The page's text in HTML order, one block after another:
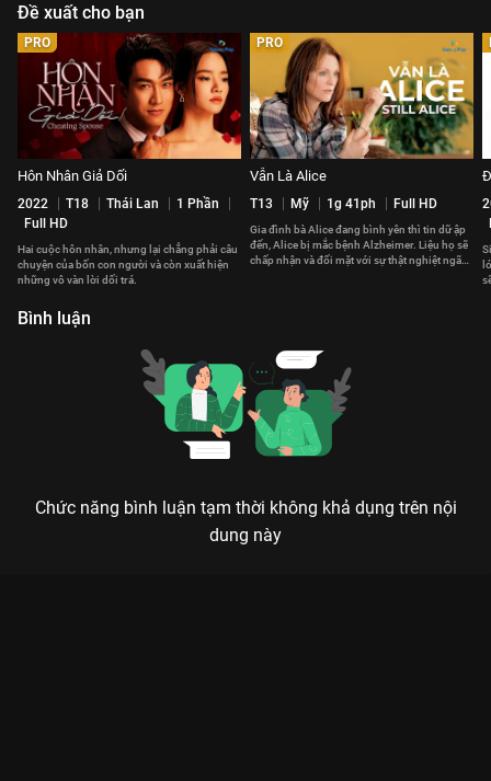
Đề xuất cho bạn
PRO
Hôn Nhân Giả Dối
2022 T18 Thái Lan
1 Phần
Full HD
Hai cuộc hôn nhân, nhưng lại chẳng phải câu
chuyện của bốn con người và còn xuất hiện
những vô vàn lời dối trá.
PRO
Vẫn Là Alice
T13 Mỹ 1g 41ph Full HD
Gia đình bà Alice đang bình yên thì tin dữ ập
đến, Alice bị mắc bệnh Alzheimer. Liệu họ sẽ
chấp nhận và đối mặt với sự thật nghiệt ngã
Bình luận
Chức năng bình luận tạm thời không khả dụng trên nội
dung này